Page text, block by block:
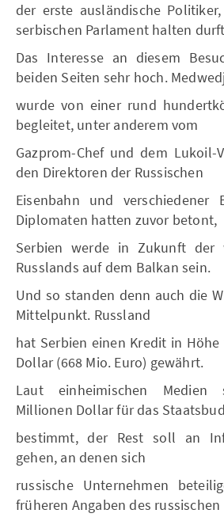
der erste ausländische
serbischen Parlament halten
Das Interesse an diesem
beiden Seiten sehr hoch.
wurde von einer rund
begleitet, unter anderem vom
Gazprom-Chef und dem Lukoil-
den Direktoren der Russischen
Eisenbahn und verschiedener
Diplomaten hatten zuvor betont,
Serbien werde in Zukunft der
Russlands auf dem Balkan sein.
Und so standen denn auch die
Mittelpunkt. Russland
hat Serbien einen Kredit in
Dollar (668 Mio. Euro) gewährt.
Laut einheimischen
Millionen Dollar für das
bestimmt, der Rest soll an
gehen, an denen sich
russische Unternehmen
früheren Angaben des russischen